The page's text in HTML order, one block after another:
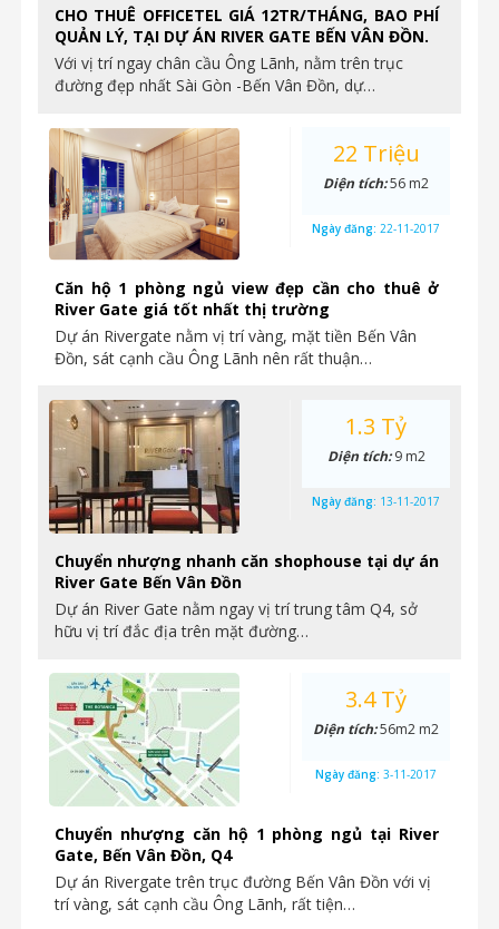
CHO THUÊ OFFICETEL GIÁ 12TR/THÁNG, BAO PHÍ
QUẢN LÝ, TẠI DỰ ÁN RIVER GATE BẾN VÂN ĐỒN.
Với vị trí ngay chân cầu Ông Lãnh, nằm trên trục
đường đẹp nhất Sài Gòn -Bến Vân Đồn, dự…
Căn hộ 1 phòng ngủ view đẹp cần cho thuê ở
River Gate giá tốt nhất thị trường
Dự án Rivergate nằm vị trí vàng, mặt tiền Bến Vân
Đồn, sát cạnh cầu Ông Lãnh nên rất thuận…
22 Triệu
Diện tích:56 m2
Ngày đăng: 22-11-2017
Chuyển nhượng nhanh căn shophouse tại dự án
River Gate Bến Vân Đồn
Dự án River Gate nằm ngay vị trí trung tâm Q4, sở
hữu vị trí đắc địa trên mặt đường…
1.3 Tỷ
Diện tích:9 m2
Ngày đăng: 13-11-2017
Chuyển nhượng căn hộ 1 phòng ngủ tại River
Gate, Bến Vân Đồn, Q4
Dự án Rivergate trên trục đường Bến Vân Đồn với vị
trí vàng, sát cạnh cầu Ông Lãnh, rất tiện…
3.4 Tỷ
Diện tích:56m2 m2
Ngày đăng: 3-11-2017